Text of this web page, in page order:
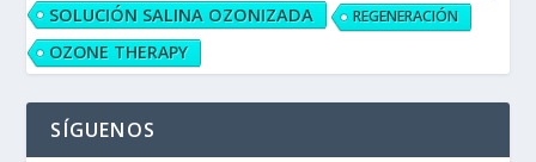
SOLUCIÓN SALINA OZONIZADA REGENERACIÓN
OZONE THERAPY
SÍGUENOS